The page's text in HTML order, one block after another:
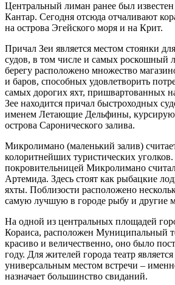
Центральный лиман ранее был известен
Кантар. Сегодня отсюда отчаливают
на острова Эгейского моря и на Крит.
Причал Зеи является местом стоянки
судов, в том числе и самых роскошный
берегу расположено множество
и баров, способных удовлетворить
самых дорогих яхт, пришвартованных
Зее находится причал быстроходных
именем Летающие Дельфины,
острова Саронического залива.
Микролимано (маленький залив)
колоритнейших туристических
покровительницей Микролимано
Артемида. Здесь стоят как рыбацкие
яхты. Поблизости расположено
самую лучшую в городе рыбу и другие
На одной из центральных площадей
Кораиса, расположен Муниципальный
красиво и величественно, оно было
году. Для жителей города театр
универсальным местом встречи –
назначает большинство свиданий.